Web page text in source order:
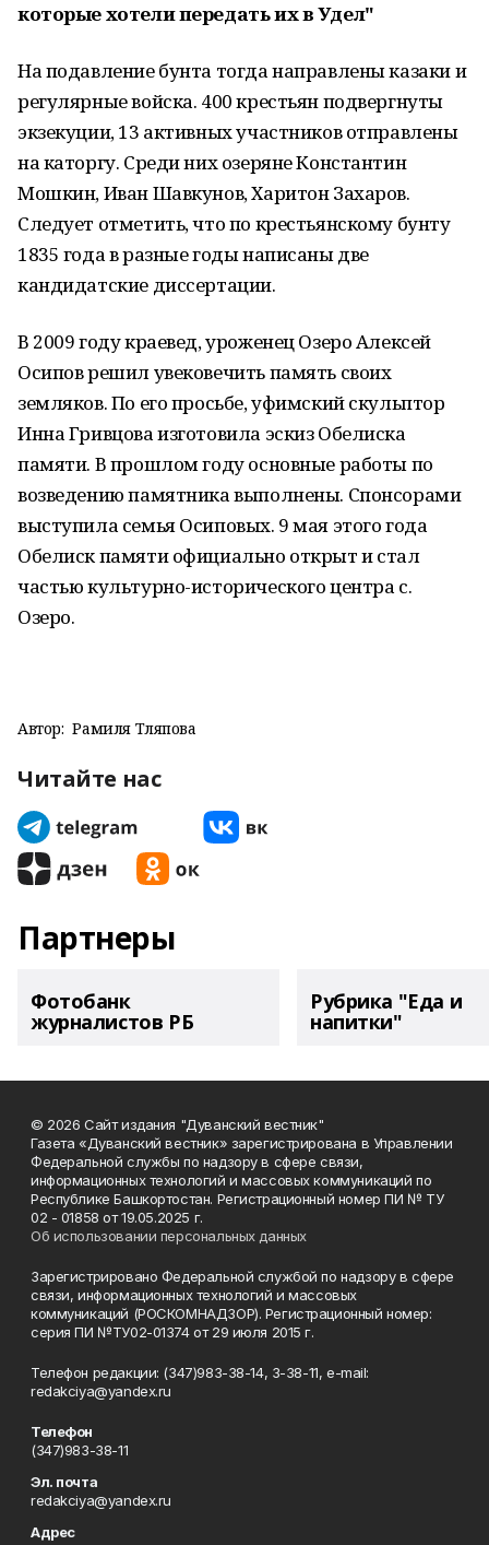
которые хотели передать их в Удел"
На подавление бунта тогда направлены казаки и
регулярные войска. 400 крестьян подвергнуты
экзекуции, 13 активных участников отправлены
на каторгу. Среди них озеряне Константин
Мошкин, Иван Шавкунов, Харитон Захаров.
Следует отметить, что по крестьянскому бунту
1835 года в разные годы написаны две
кандидатские диссертации.
В 2009 году краевед, уроженец Озеро Алексей
Осипов решил увековечить память своих
земляков. По его просьбе, уфимский скульптор
Инна Гривцова изготовила эскиз Обелиска
памяти. В прошлом году основные работы по
возведению памятника выполнены. Спонсорами
выступила семья Осиповых. 9 мая этого года
Обелиск памяти официально открыт и стал
частью культурно-исторического центра с.
Озеро.
Автор: Рамиля Тляпова
Читайте нас
Партнеры
Фотобанк
журналистов РБ
Рубрика "Еда и
напитки"
© 2026 Сайт издания "Дуванский вестник"
Газета «Дуванский вестник» зарегистрирована в Управлении
Федеральной службы по надзору в сфере связи,
информационных технологий и массовых коммуникаций по
Республике Башкортостан. Регистрационный номер ПИ № ТУ
02 - 01858 от 19.05.2025 г.
Об использовании персональных данных
Зарегистрировано Федеральной службой по надзору в сфере
связи, информационных технологий и массовых
коммуникаций (РОСКОМНАДЗОР). Регистрационный номер:
серия ПИ №ТУ02-01374 от 29 июля 2015 г.
Телефон редакции: (347)983-38-14, 3-38-11, e-mail:
redakciya@yandex.ru
Телефон
(347)983-38-11
Эл. почта
redakciya@yandex.ru
Адрес